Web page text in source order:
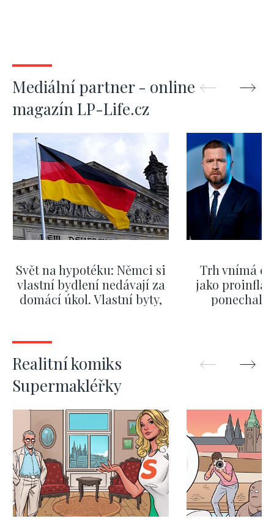
Mediální partner - online
magazín LP-Life.cz
Svět na hypotéku: Němci si
vlastní bydlení nedávají za
domácí úkol. Vlastní byty,
Trh vnímá
jako
ponechali
Realitní komiks
Supermakléřky